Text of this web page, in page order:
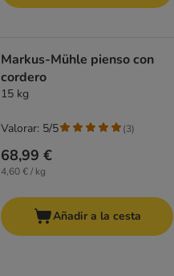
Markus-Mühle pienso con
cordero
15 kg
68,99 €
4,60 € / kg
Valorar: 5/5 (3)
Añadir a la cesta